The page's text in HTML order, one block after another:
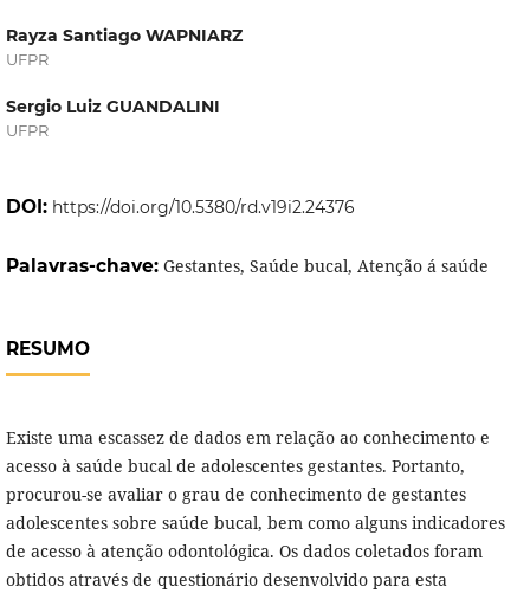
Rayza Santiago WAPNIARZ
UFPR
Sergio Luiz GUANDALINI
UFPR
DOI: https://doi.org/10.5380/rd.v19i2.24376
Palavras-chave: Gestantes, Saúde bucal, Atenção á saúde
RESUMO
Existe uma escassez de dados em relação ao conhecimento e
acesso à saúde bucal de adolescentes gestantes. Portanto,
procurou-se avaliar o grau de conhecimento de gestantes
adolescentes sobre saúde bucal, bem como alguns indicadores
de acesso à atenção odontológica. Os dados coletados foram
obtidos através de questionário desenvolvido para esta